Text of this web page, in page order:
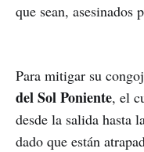
que sean, asesinados
Para mitigar su
del Sol Poniente, el
desde la salida hasta
dado que están